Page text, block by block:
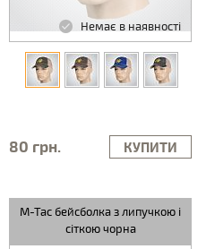
Немає в наявності
80 грн. КУПИТИ
M-Tac бейсболка з липучкою і
сіткою чорна